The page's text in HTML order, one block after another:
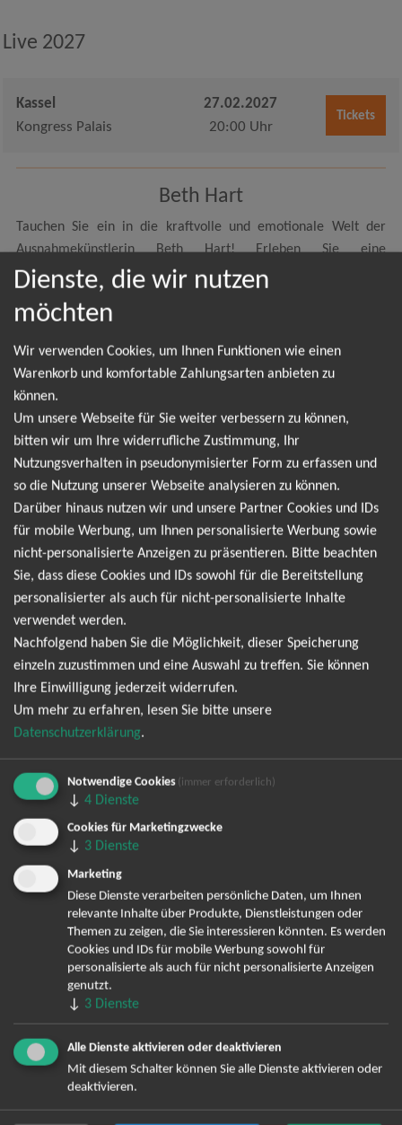
Live 2027
Kassel
Kongress Palais
27.02.2027
20:00 Uhr
Tickets
Beth Hart
Tauchen Sie ein in die kraftvolle und emotionale Welt der
Ausnahmekünstlerin Beth Hart! Erleben Sie eine
unvergessliche Performance, wenn diese charismatische
Sängerin die Bühne betritt und ihr Publikum mit ihrer
einzigartigen Stimme und ihrer eindringlichen Musik
sein und Teil eines musikalischen Ereignisses der Extraklasse zu
werden. Beth Hart ist weit mehr als nur eine Sängerin – sie ist
ihrer unverwechselbaren Mischung aus Blues, Rock, Soul und
Jazz hat sie sich einen festen Platz in der internationalen
Musikszene erobert. Bekannt für ihre kraftvolle Stimme, die
tief in die Seele dringt, und ihre ehrlichen, oft
von Fans gewonnen, die ihre Musik für ihre emotionale
Intensität und Authentizität schätzen. Beth Harts
Bühnenauftritte sind legendär. Sie verleiht ihren Songs eine
unglaubliche Intensität und schafft es, das Publikum von der
Klavier sitzt oder von einer erstklassigen Band begleitet wird –
Konzertmomente. Sichern Sie sich jetzt Ihre Tickets und seien
Sie Teil dieses außergewöhnlichen Konzerterlebnisses.
Live 2026
TOP-Events
André Rieu Tickets
David Garrett Tickets
Andrea Berg Tickets
Backstreet Boys Tickets
Unheilig Tickets
Santiano Tickets
Ina Müller Tickets
Bryan Adams Tickets
Andreas Gabalier Tickets
Dienste, die wir nutzen
möchten
Wir verwenden Cookies, um Ihnen Funktionen wie einen
Warenkorb und komfortable Zahlungsarten anbieten zu
können.
Um unsere Webseite für Sie weiter verbessern zu können,
bitten wir um Ihre widerrufliche Zustimmung, Ihr
Nutzungsverhalten in pseudonymisierter Form zu erfassen und
so die Nutzung unserer Webseite analysieren zu können.
Darüber hinaus nutzen wir und unsere Partner Cookies und IDs
für mobile Werbung, um Ihnen personalisierte Werbung sowie
nicht-personalisierte Anzeigen zu präsentieren. Bitte beachten
Sie, dass diese Cookies und IDs sowohl für die Bereitstellung
personalisierter als auch für nicht-personalisierte Inhalte
verwendet werden.
Nachfolgend haben Sie die Möglichkeit, dieser Speicherung
einzeln zuzustimmen und eine Auswahl zu treffen. Sie können
Ihre Einwilligung jederzeit widerrufen.
Um mehr zu erfahren, lesen Sie bitte unsere
Datenschutzerklärung.
Notwendige Cookies (immer erforderlich)
↓ 4 Dienste
Cookies für Marketingzwecke
↓ 3 Dienste
Marketing
Diese Dienste verarbeiten persönliche Daten, um Ihnen
relevante Inhalte über Produkte, Dienstleistungen oder
Themen zu zeigen, die Sie interessieren könnten. Es werden
Cookies und IDs für mobile Werbung sowohl für
personalisierte als auch für nicht personalisierte Anzeigen
genutzt.
↓ 3 Dienste
Alle Dienste aktivieren oder deaktivieren
Mit diesem Schalter können Sie alle Dienste aktivieren oder
deaktivieren.